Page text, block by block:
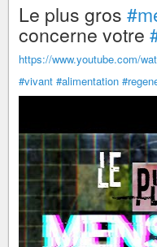
Le plus gros
concerne votre
https://www.youtube.com/
#vivant #alimentation